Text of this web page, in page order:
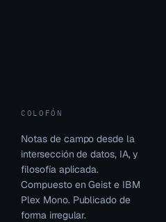
COLOFÓN
Notas de campo desde la
intersección de datos, IA, y
filosofía aplicada.
Compuesto en Geist e IBM
Plex Mono. Publicado de
forma irregular.